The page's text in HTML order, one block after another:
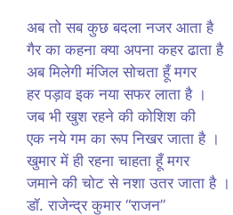
अब तो सब कुछ बदला नजर आता है
गैर का कहना क्या अपना कहर ढाता है
अब मिलेगी मंजिल सोचता हूँ मगर
हर पड़ाव इक नया सफर लाता है ।
जब भी खुश रहने की कोशिश की
एक नये गम का रूप निखर जाता है ।
खुमार में ही रहना चाहता हूँ मगर
जमाने की चोट से नशा उतर जाता है ।
डॉ. राजेन्द्र कुमार “राजन”